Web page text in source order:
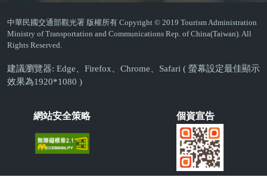
中華民國交通部觀光署 版權所有 Copyright © 2019 Tourism Administration
Ministry of Transportation and Communications Rep. of China(Taiwan). All
Rights Reserved.
建議瀏覽器: Edge、Firefox、Chrome、Safari ( 螢幕設定最佳顯示
效果為1920*1080 )
網站安全策略 個資宣告